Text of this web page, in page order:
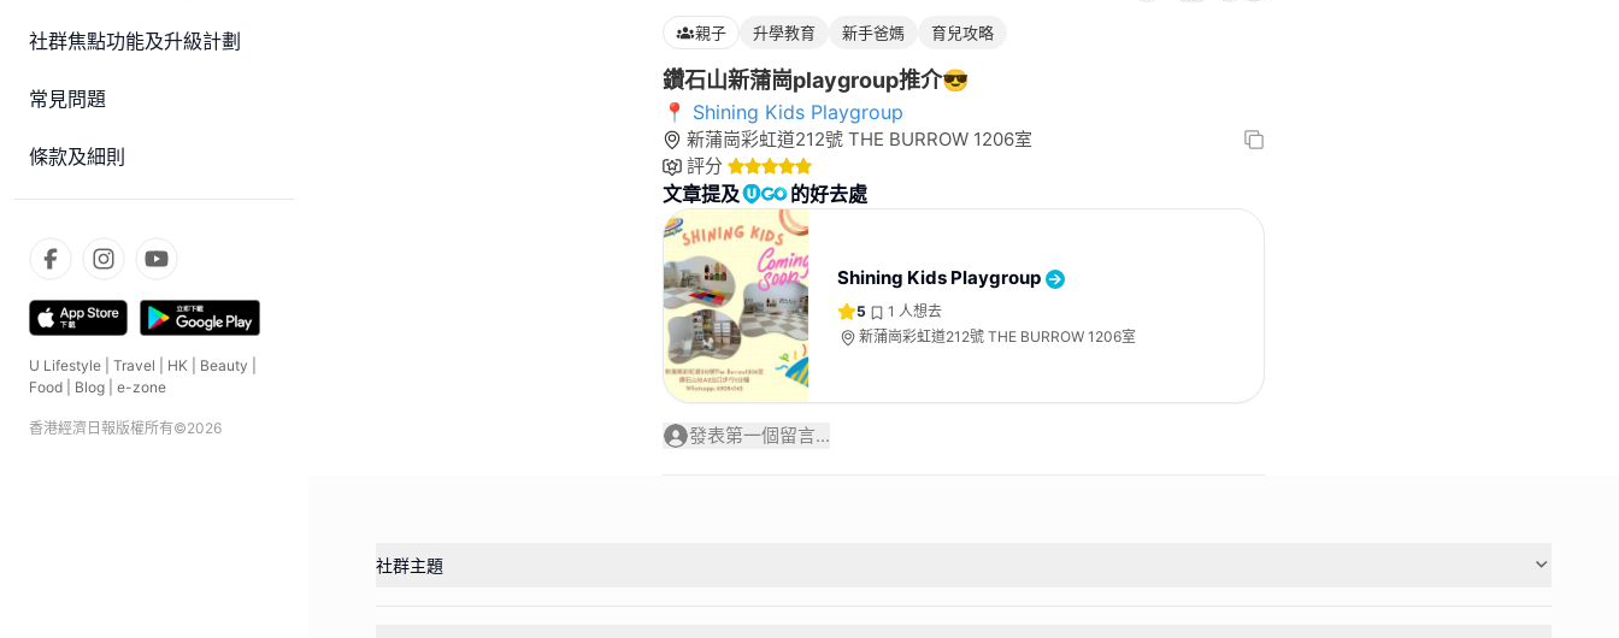
社群焦點功能及升級計劃
常見問題
條款及細則
U Lifestyle Travel HK Beauty
Food
Blog e-zone
香港經濟日報版權所有©2026
親子 升學教育 新手爸媽 育兒攻略
鑽石山新蒲崗playgroup推介😎
📍 Shining Kids Playgroup
新蒲崗彩虹道212號 THE BURROW 1206室
評分
文章提及 的好去處
Shining Kids Playgroup
5 1 人想去
新蒲崗彩虹道212號 THE BURROW 1206室
發表第一個留言...
社群主題